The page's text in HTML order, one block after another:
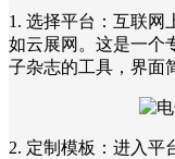
1. 选择平台：互联网
如云展网。这是一个
子杂志的工具，界面
2. 定制模板：进入平